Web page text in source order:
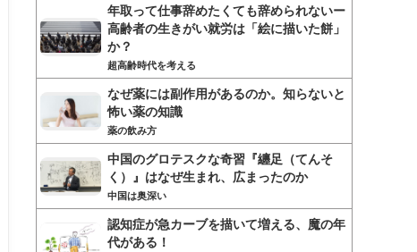
年取って仕事辞めたくても辞められないー
高齢者の生きがい就労は「絵に描いた餅」
か？
超高齢時代を考える
なぜ薬には副作用があるのか。知らないと
怖い薬の知識
薬の飲み方
中国のグロテスクな奇習『纏足（てんそ
く）』はなぜ生まれ、広まったのか
中国は奥深い
認知症が急カーブを描いて増える、魔の年
代がある！